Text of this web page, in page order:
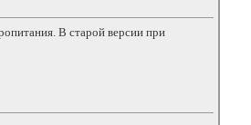
В старой версии при